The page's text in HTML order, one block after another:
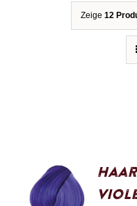
Zeige 12